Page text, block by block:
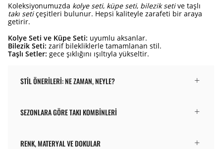
Koleksiyonumuzda kolye seti, küpe seti, bilezik setive taşlı
takı setiçeşitleri bulunur. Hepsi kaliteyle zarafeti bir araya
getirir.
Kolye Seti ve Küpe Seti: uyumlu aksanlar.
Bilezik Seti: zarif bilekliklerle tamamlanan stil.
Taşlı Setler: gece şıklığını ışıltıyla yükseltir.
STIL ÖNERILERI: NE ZAMAN, NEYLE?
SEZONLARA GÖRE TAKI KOMBINLERI
RENK, MATERYAL VE DOKULAR